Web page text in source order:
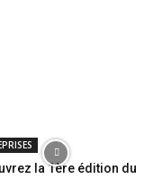
la 1ère édition du